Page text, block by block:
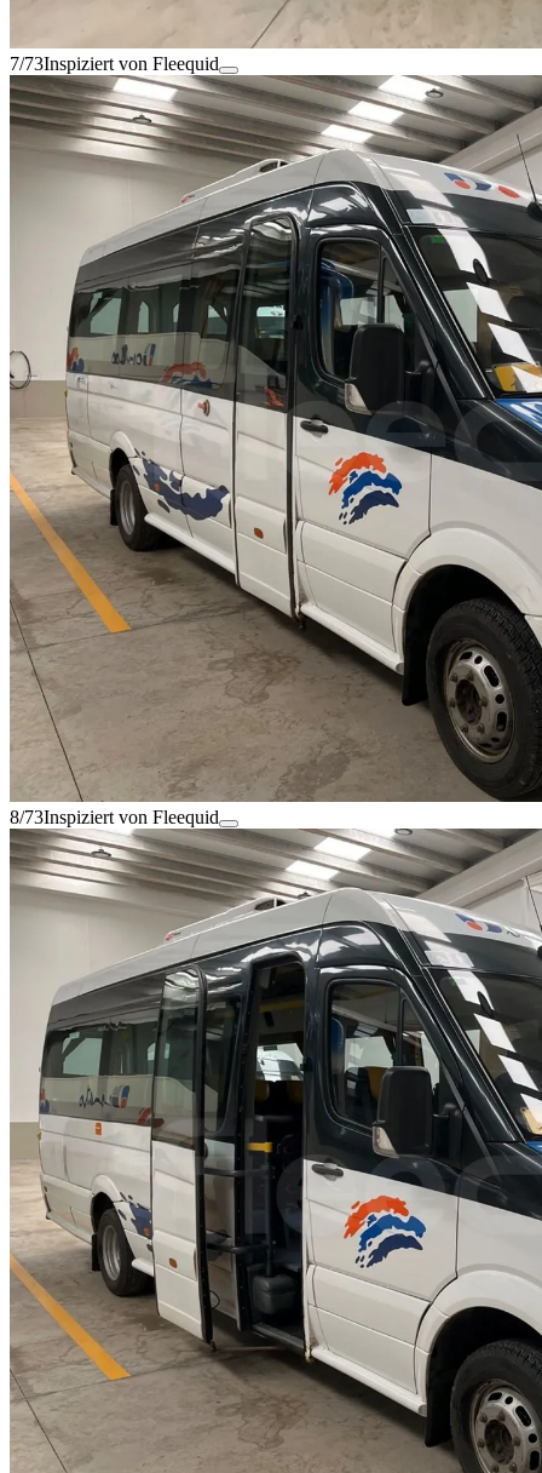
7/73Inspiziert von Fleequid
8/73Inspiziert von Fleequid